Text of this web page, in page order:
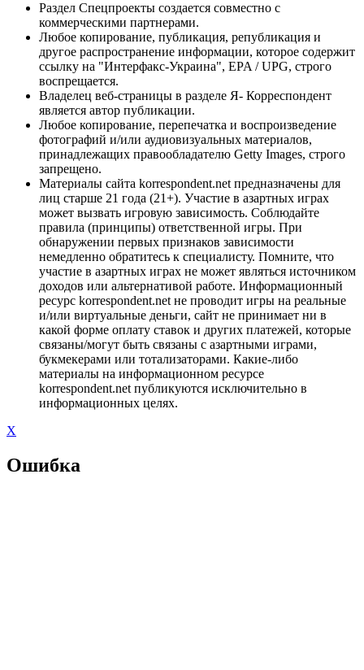
Раздел Спецпроекты создается совместно с
коммерческими партнерами.
Любое копирование, публикация, републикация и
другое распространение информации, которое содержит
ссылку на "Интерфакс-Украина", EPA / UPG, строго
воспрещается.
Владелец веб-страницы в разделе Я- Корреспондент
является автор публикации.
Любое копирование, перепечатка и воспроизведение
фотографий и/или аудиовизуальных материалов,
принадлежащих правообладателю Getty Images, строго
запрещено.
Материалы сайта korrespondent.net предназначены для
лиц старше 21 года (21+). Участие в азартных играх
может вызвать игровую зависимость. Соблюдайте
правила (принципы) ответственной игры. При
обнаружении первых признаков зависимости
немедленно обратитесь к специалисту. Помните, что
участие в азартных играх не может являться источником
доходов или альтернативой работе. Информационный
ресурс korrespondent.net не проводит игры на реальные
и/или виртуальные деньги, сайт не принимает ни в
какой форме оплату ставок и других платежей, которые
связаны/могут быть связаны с азартными играми,
букмекерами или тотализаторами. Какие-либо
материалы на информационном ресурсе
korrespondent.net публикуются исключительно в
информационных целях.
X
Ошибка